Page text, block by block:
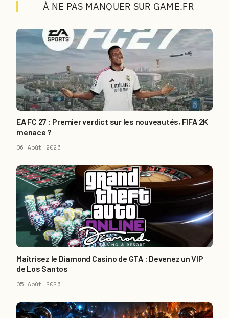
À NE PAS MANQUER SUR GAME.FR
EA FC 27 : Premier verdict sur les nouveautés, FIFA 2K
menace ?
06 Août 2026
Maîtrisez le Diamond Casino de GTA : Devenez un VIP
de Los Santos
05 Août 2026